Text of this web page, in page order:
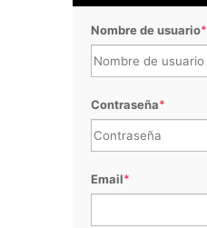
Nombre de usuario*
Contraseña*
Email*